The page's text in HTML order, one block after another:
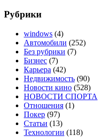
Рубрики
windows (4)
Автомобили (252)
Без рубрики (7)
Бизнес (7)
Карьера (42)
Недвижимость (90)
Новости кино (528)
НОВОСТИ СПОРТА
Отношения (1)
Покер (97)
Статьи (13)
Технологии (118)